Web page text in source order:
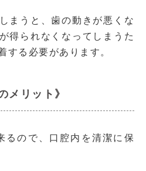
まうと、歯の動きが悪くな
得られなくなってしまうた
する必要があります。
メリット》
るので、口腔内を清潔に保